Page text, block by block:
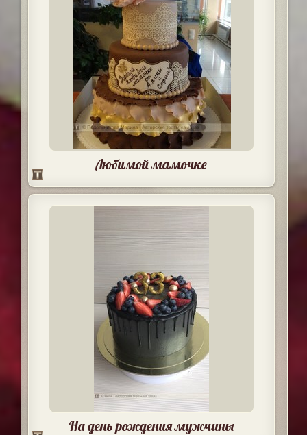
Любимой мамочке
На день рождения мужчины